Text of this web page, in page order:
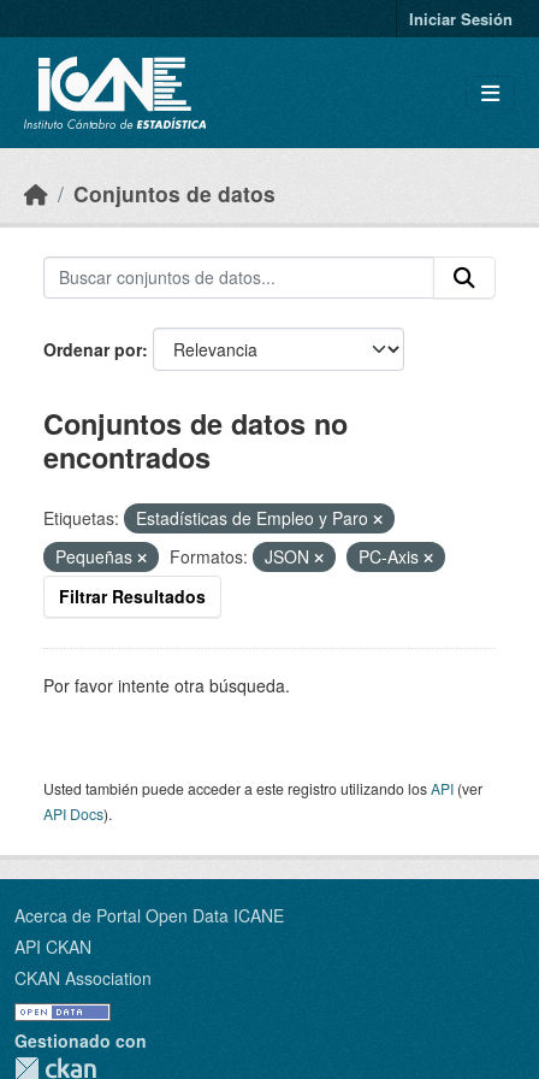
Iniciar Sesión
Conjuntos de datos
Ordenar por
Conjuntos de datos no
encontrados
Etiquetas:
Estadísticas de Empleo y Paro
Pequeñas
Formatos: JSON
PC-Axis
Filtrar Resultados
Por favor intente otra búsqueda.
Usted también puede acceder a este registro utilizando losAPI (ver
API Docs).
Acerca de Portal Open Data ICANE
API CKAN
CKAN Association
Gestionado con